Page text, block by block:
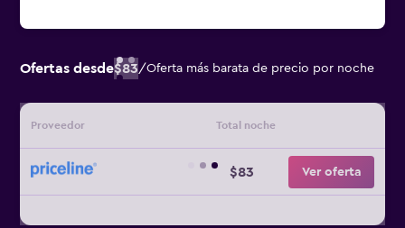
Ofertas desde$83/Oferta más barata de precio por noche
Proveedor Total noche
$83 Ver oferta